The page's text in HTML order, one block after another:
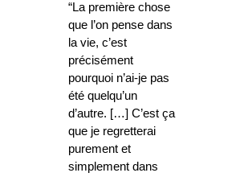
“La première chose
que l’on pense dans
la vie, c’est
précisément
pourquoi n’ai-je pas
été quelqu’un
d’autre. […] C’est ça
que je regretterai
purement et
simplement dans